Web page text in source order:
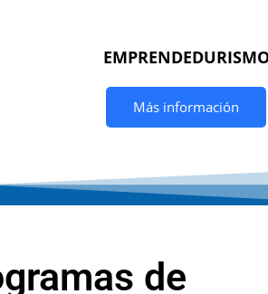
Más información
de